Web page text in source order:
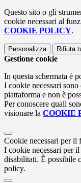
Questo sito o gli
cookie necessari al
COOKIE POLICY.
Personalizza Rifiuta
Gestione cookie
In questa schermata è
I cookie necessari
piattaforma e non è
Per conoscere quali
visionare la COOKIE
Cookie necessari per il
I cookie necessari per
disabilitati. È possibile
policy.